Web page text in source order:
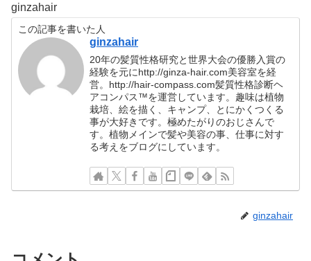
ginzahair
この記事を書いた人
ginzahair
20年の髪質性格研究と世界大会の優勝入賞の
経験を元にhttp://ginza-hair.com美容室を経
営。http://hair-compass.com髪質性格診断ヘ
アコンパス™︎を運営しています。趣味は植物
栽培、絵を描く、キャンプ、とにかくつくる
事が大好きです。極めたがりのおじさんで
す。植物メインで髪や美容の事、仕事に対す
る考えをブログにしています。
ginzahair